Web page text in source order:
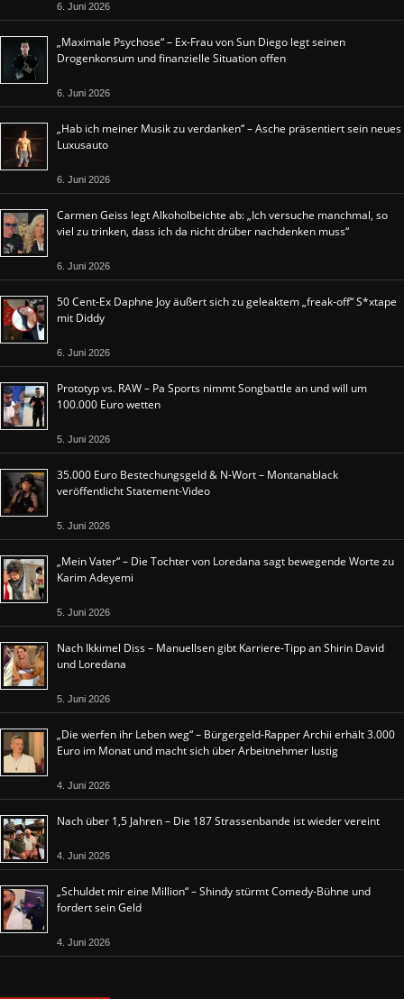
6. Juni 2026
„Maximale Psychose“ – Ex-Frau von Sun Diego legt seinen
Drogenkonsum und finanzielle Situation offen
6. Juni 2026
„Hab ich meiner Musik zu verdanken“ – Asche präsentiert sein neues
Luxusauto
6. Juni 2026
Carmen Geiss legt Alkoholbeichte ab: „Ich versuche manchmal, so
viel zu trinken, dass ich da nicht drüber nachdenken muss“
6. Juni 2026
50 Cent-Ex Daphne Joy äußert sich zu geleaktem „freak-off“ S*xtape
mit Diddy
6. Juni 2026
Prototyp vs. RAW – Pa Sports nimmt Songbattle an und will um
100.000 Euro wetten
5. Juni 2026
35.000 Euro Bestechungsgeld & N-Wort – Montanablack
veröffentlicht Statement-Video
5. Juni 2026
„Mein Vater“ – Die Tochter von Loredana sagt bewegende Worte zu
Karim Adeyemi
5. Juni 2026
Nach Ikkimel Diss – Manuellsen gibt Karriere-Tipp an Shirin David
und Loredana
5. Juni 2026
„Die werfen ihr Leben weg“ – Bürgergeld-Rapper Archii erhält 3.000
Euro im Monat und macht sich über Arbeitnehmer lustig
4. Juni 2026
Nach über 1,5 Jahren – Die 187 Strassenbande ist wieder vereint
4. Juni 2026
„Schuldet mir eine Million“ – Shindy stürmt Comedy-Bühne und
fordert sein Geld
4. Juni 2026